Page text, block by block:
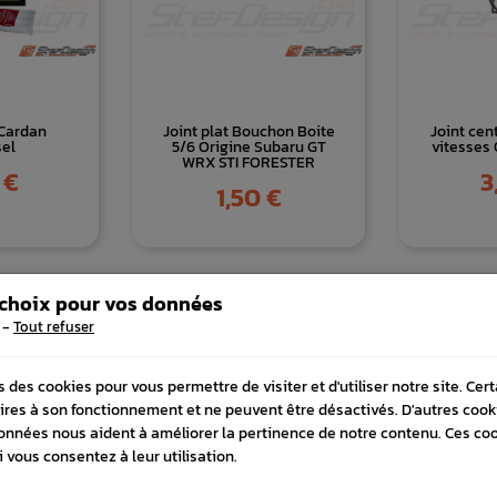
Joint plat Bouchon Boite
5/6 Origine Subaru GT
WRX STI FORESTER
Prix
1,50 €
Joint
vitesses
pour vos données
- Tout refuser
des cookies pour vous permettre de visiter et d'utiliser notre site.
à son fonctionnement et ne peuvent être désactivés. D'autres
nous aident à améliorer la pertinence de notre contenu. Ces
vous consentez à leur utilisation.